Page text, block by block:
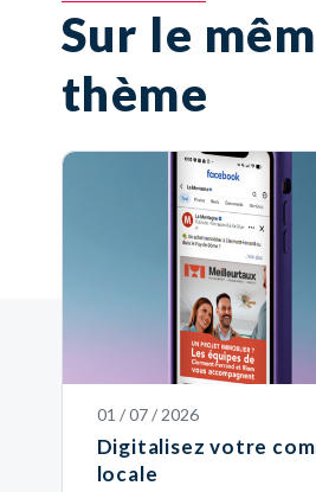
Sur le
thème
01 / 07 / 2026
Digitalisez votre
locale